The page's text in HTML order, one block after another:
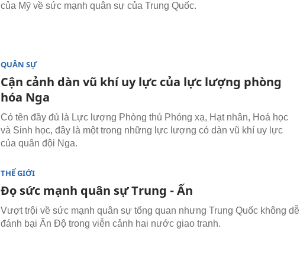
của Mỹ về sức mạnh quân sự của Trung Quốc.
QUÂN SỰ
Cận cảnh dàn vũ khí uy lực của lực lượng phòng
hóa Nga
Có tên đầy đủ là Lực lượng Phòng thủ Phóng xạ, Hạt nhân, Hoá học
và Sinh học, đây là một trong những lực lượng có dàn vũ khí uy lực
của quân đội Nga.
THẾ GIỚI
Đọ sức mạnh quân sự Trung - Ấn
Vượt trội về sức mạnh quân sự tổng quan nhưng Trung Quốc không dễ
đánh bại Ấn Độ trong viễn cảnh hai nước giao tranh.